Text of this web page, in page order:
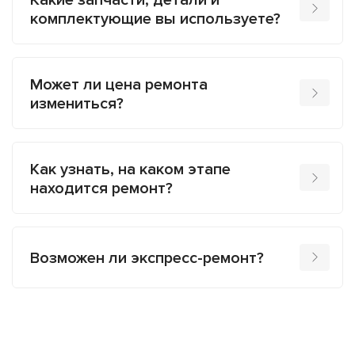
комплектующие вы используете?
Может ли цена ремонта
измениться?
Как узнать, на каком этапе
находится ремонт?
Возможен ли экспресс-ремонт?